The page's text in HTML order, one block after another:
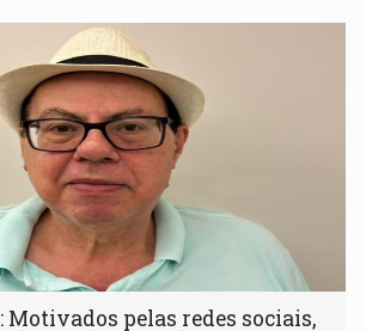
Motivados pelas redes sociais,